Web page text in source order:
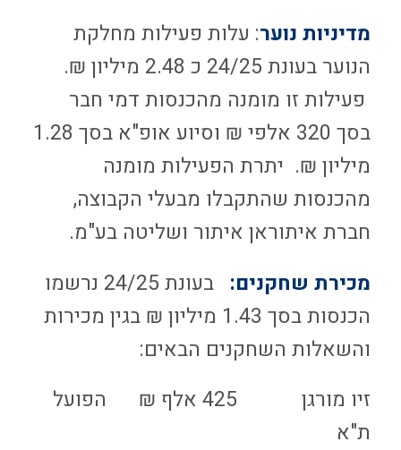
מדיניות נוער: עלות פעילות מחלקת
הנוער בעונת 24/25 כ 2.48 מיליון ₪.
פעילות זו מומנה מהכנסות דמי חבר
בסך 320 אלפי ₪ וסיוע אופ"א בסך 1.28
מיליון ₪. יתרת הפעילות מומנה
מהכנסות שהתקבלו מבעלי הקבוצה,
חברת איתוראן איתור ושליטה בע"מ.
מכירת שחקנים:
בעונת 24/25 נרשמו
הכנסות בסך 1.43 מיליון ₪ בגין מכירות
והשאלות השחקנים הבאים:
זיו מורגן 425 אלף ₪ הפועל
ת"א